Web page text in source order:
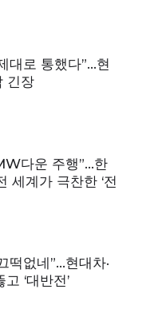
대로 통했다”…현
긴장
다운 주행”…한
세계가 극찬한 ‘전
떡없네”…현대차·
‘대반전’